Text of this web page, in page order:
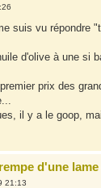
suis vu répondre
d'olive à une si
prix des
il y a le goop,
d'une
21:13